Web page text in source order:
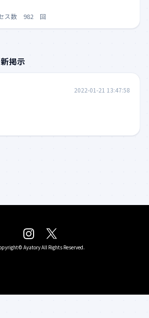
セス数 982 回
掲示
2022-01-21 13:47:58
AyatoryAll Rights Reserved.